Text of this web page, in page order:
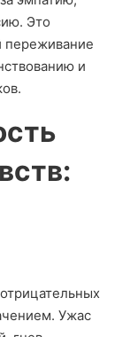
Это
переживание
и
Ужас